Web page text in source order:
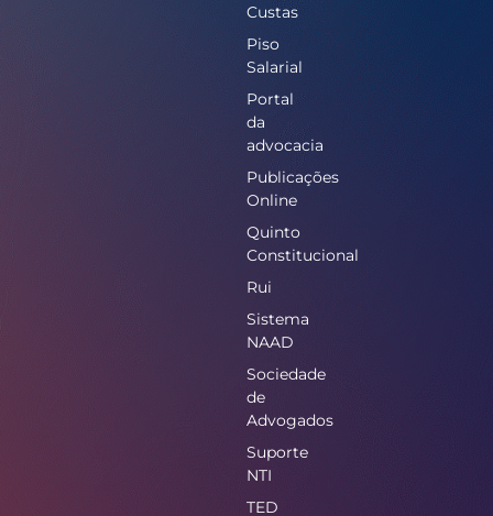
Custas
Piso
Salarial
Portal
da
advocacia
Publicações
Online
Quinto
Constitucional
Rui
Sistema
NAAD
Sociedade
de
Advogados
Suporte
NTI
TED